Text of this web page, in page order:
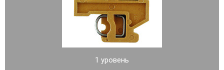
1 уровень